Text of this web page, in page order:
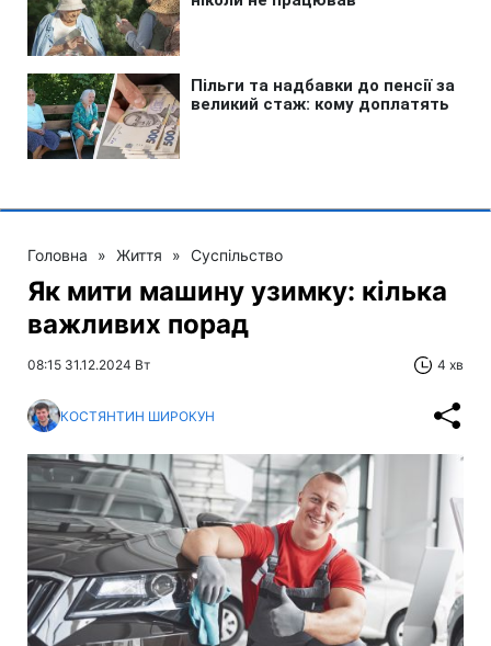
Головна » Життя » Суспільство
Як мити машину узимку: кілька
важливих порад
08:15 31.12.2024 Вт 4 хв
КОСТЯНТИН ШИРОКУН